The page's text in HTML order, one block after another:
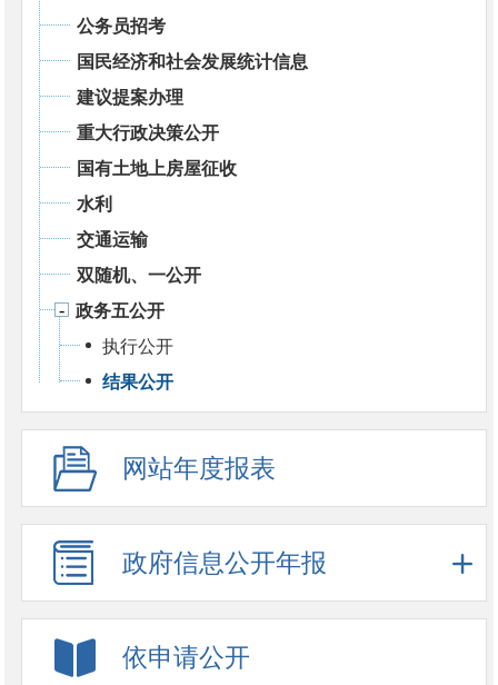
公务员招考
国民经济和社会发展统计信息
建议提案办理
重大行政决策公开
国有土地上房屋征收
水利
交通运输
双随机、一公开
政务五公开
执行公开
结果公开
网站年度报表
政府信息公开年报
依申请公开